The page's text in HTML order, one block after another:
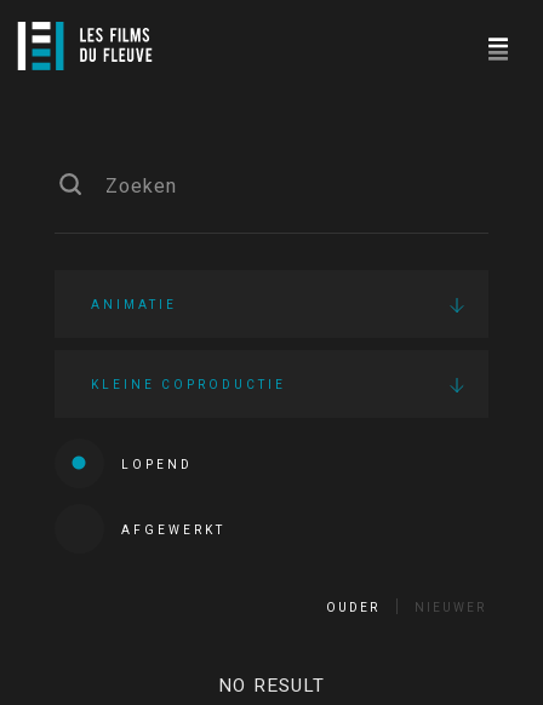
ANIMATIE
KLEINE COPRODUCTIE
LOPEND
AFGEWERKT
OUDER NIEUWER
NO RESULT